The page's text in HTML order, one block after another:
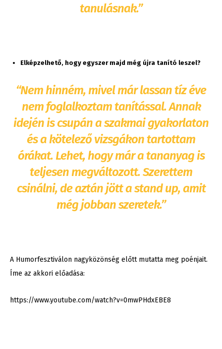
tanulásnak.”
Elképzelhető, hogy egyszer majd még újra tanító leszel?
“Nem hinném, mivel már lassan tíz éve
nem foglalkoztam tanítással. Annak
idején is csupán a szakmai gyakorlaton
és a kötelező vizsgákon tartottam
órákat. Lehet, hogy már a tananyag is
teljesen megváltozott. Szerettem
csinálni, de aztán jött a stand up, amit
még jobban szeretek.”
A Humorfesztiválon nagyközönség előtt mutatta meg poénjait.
Íme az akkori előadása:
https://www.youtube.com/watch?v=0mwPHdxEBE8